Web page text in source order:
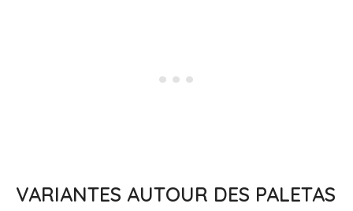
VARIANTES AUTOUR DES PALETAS